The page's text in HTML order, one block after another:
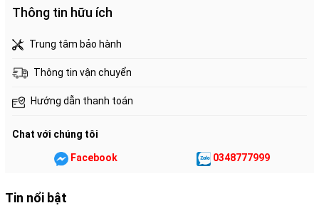
Thông tin hữu ích
Trung tâm bảo hành
Thông tin vận chuyển
Hướng dẫn thanh toán
Chat với chúng tôi
Facebook 0348777999
Tin nổi bật